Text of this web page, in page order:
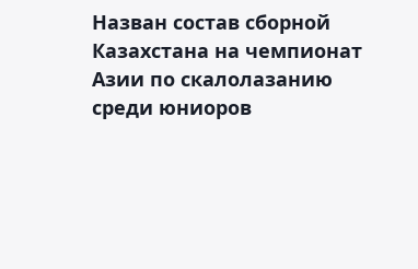
Назван состав сборной
Казахстана на чемпионат
Азии по скалолазанию
среди юниоров